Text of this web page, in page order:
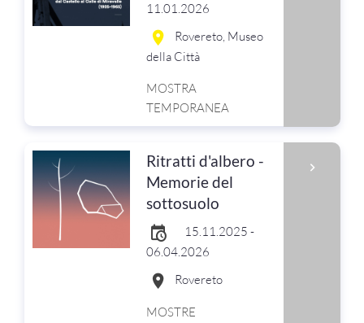
11.01.2026
Rovereto, Museo
della Città
MOSTRA
TEMPORANEA
Ritratti d'albero -
Memorie del
sottosuolo
15.11.2025 -
06.04.2026
Rovereto
MOSTRE